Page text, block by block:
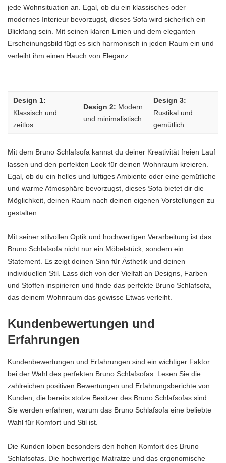
jede Wohnsituation an. Egal, ob du ein klassisches oder
modernes Interieur bevorzugst, dieses Sofa wird sicherlich ein
Blickfang sein. Mit seinen klaren Linien und dem eleganten
Erscheinungsbild fügt es sich harmonisch in jeden Raum ein und
verleiht ihm einen Hauch von Eleganz.
Design 1:
Klassisch und
zeitlos
Design 2: Modern
und minimalistisch
Design 3:
Rustikal und
gemütlich
Mit dem Bruno Schlafsofa kannst du deiner Kreativität freien Lauf
lassen und den perfekten Look für deinen Wohnraum kreieren.
Egal, ob du ein helles und luftiges Ambiente oder eine gemütliche
und warme Atmosphäre bevorzugst, dieses Sofa bietet dir die
Möglichkeit, deinen Raum nach deinen eigenen Vorstellungen zu
gestalten.
Mit seiner stilvollen Optik und hochwertigen Verarbeitung ist das
Bruno Schlafsofa nicht nur ein Möbelstück, sondern ein
Statement. Es zeigt deinen Sinn für Ästhetik und deinen
individuellen Stil. Lass dich von der Vielfalt an Designs, Farben
und Stoffen inspirieren und finde das perfekte Bruno Schlafsofa,
das deinem Wohnraum das gewisse Etwas verleiht.
Kundenbewertungen und
Erfahrungen
Kundenbewertungen und Erfahrungen sind ein wichtiger Faktor
bei der Wahl des perfekten Bruno Schlafsofas. Lesen Sie die
zahlreichen positiven Bewertungen und Erfahrungsberichte von
Kunden, die bereits stolze Besitzer des Bruno Schlafsofas sind.
Sie werden erfahren, warum das Bruno Schlafsofa eine beliebte
Wahl für Komfort und Stil ist.
Die Kunden loben besonders den hohen Komfort des Bruno
Schlafsofas. Die hochwertige Matratze und das ergonomische